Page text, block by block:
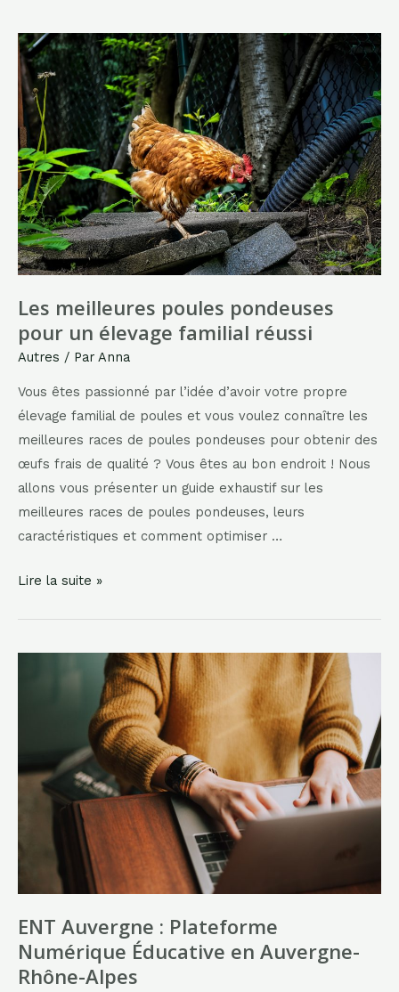
parcours
de
golf
en
France
pour
un
séjour
inoubliable
Les meilleures poules pondeuses
pour un élevage familial réussi
Autres / Par Anna
Vous êtes passionné par l’idée d’avoir votre propre
élevage familial de poules et vous voulez connaître les
meilleures races de poules pondeuses pour obtenir des
œufs frais de qualité ? Vous êtes au bon endroit ! Nous
allons vous présenter un guide exhaustif sur les
meilleures races de poules pondeuses, leurs
caractéristiques et comment optimiser …
Les
pondeuses
réussi
Lire la suite »
ENT Auvergne : Plateforme
Numérique Éducative en Auvergne-
Rhône-Alpes